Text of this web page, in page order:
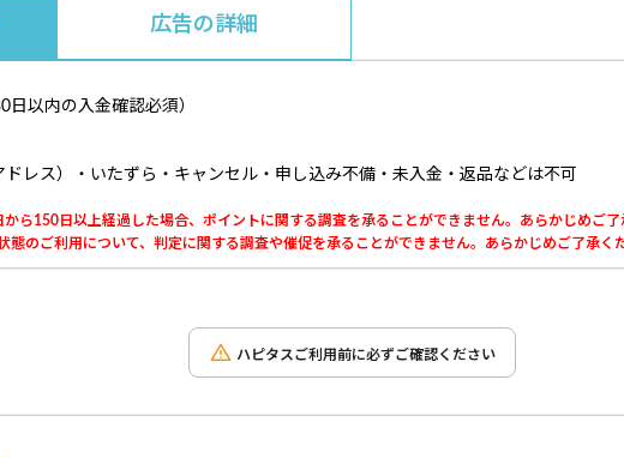
広告の詳細
日以内の入金確認必須）
レス）・いたずら・キャンセル・申し込み不備・未入金・返品などは不可
ら150日以上経過した場合、ポイントに関する調査を承ることができません。あらかじめご了
のご利用について、判定に関する調査や催促を承ることができません。あらかじめご了承く
ハピタスご利用前に必ずご確認ください